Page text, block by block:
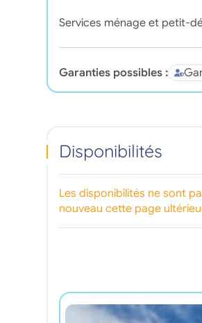
Services ménage et petit-
Garanties possibles :
Disponibilités
Les disponibilités ne sont
nouveau cette page